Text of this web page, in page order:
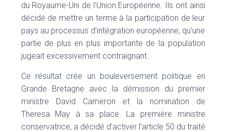
du Royaume-Uni de l’Union Européenne. Ils ont ainsi
décidé de mettre un terme à la participation de leur
pays au processus d’intégration européenne, qu’une
partie de plus en plus importante de la population
jugeait excessivement contraignant.
Ce résultat crée un bouleversement politique en
Grande Bretagne avec la démission du premier
ministre David Cameron et la nomination de
Theresa May à sa place. La première ministre
conservatrice, a décidé d’activer l’article 50 du traité